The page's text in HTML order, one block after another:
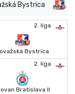
Bystrica
2. liga
Bystrica
2. liga
Bratislava II